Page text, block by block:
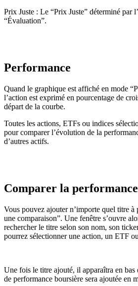
Prix Juste : Le “Prix Juste” déterminé par
“Évaluation”.
Performance
Quand le graphique est affiché en mode
l’action est exprimé en pourcentage de
départ de la courbe.
Toutes les actions, ETFs ou indices
pour comparer l’évolution de la
d’autres actifs.
Comparer la performance
Vous pouvez ajouter n’importe quel titre
une comparaison”. Une fenêtre s’ouvre
rechercher le titre selon son nom, son
pourrez sélectionner une action, un ETF
Une fois le titre ajouté, il apparaîtra en bas
de performance boursière sera ajoutée en